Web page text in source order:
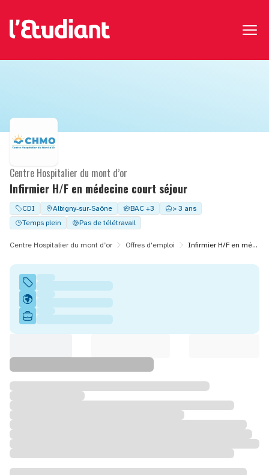
Infirmier H/F en médecine court séjour
Centre Hospitalier du mont d’or
CDI Albigny-sur-Saône BAC +3
> 3 ans
Temps plein
Pas de télétravail
Centre Hospitalier du mont d’or Offres d'emploi Infirmier H/F en médecine court séjour